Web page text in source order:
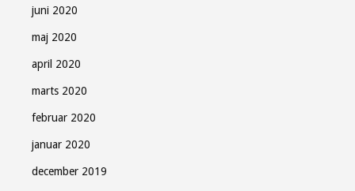
juni 2020
maj 2020
april 2020
marts 2020
februar 2020
januar 2020
december 2019